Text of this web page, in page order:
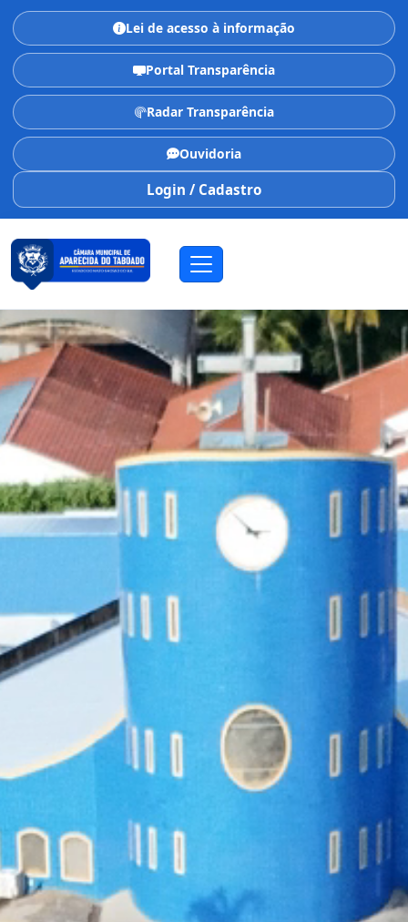
Lei de acesso à informação
Portal Transparência
Radar Transparência
Ouvidoria
Login / Cadastro
CÂMARA MUNICIPAL
Aparecida do Taboado